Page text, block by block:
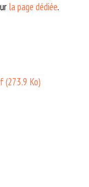
la page dédiée.
(273.9 Ko)